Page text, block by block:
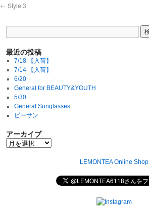
← Style 3
最近の投稿
7/18 【入荷】
7/14 【入荷】
6/20
General for BEAUTY&YOUTH
5/30
General Sunglasses
ビーサン
アーカイブ
LEMONTEA Online Shop